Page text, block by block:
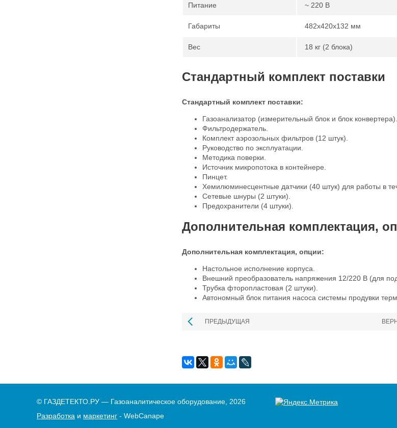
Питание ~ 220 В
Габариты 482х420х132 мм
Вес 18 кг (2 блока)
Стандартный комплект поставки
Стандартный комплект поставки:
Газоанализатор (измерительный блок и блок конвертера).
Фильтродержатель.
Комплект аэрозольных фильтров (12 штук).
Руководство по эксплуатации.
Методика поверки.
Источник микропотока в контейнере.
Пинцет.
Хемилюминесцентные датчики (40 штук) для работы в
Сетевые шнуры (2 штуки).
Предохранители (4 штуки).
Дополнительная комплектация,
Дополнительная комплектация, опции:
Настольное исполнение корпуса.
Внешний преобразователь напряжения 12/220 В (для
Трубка фторопластовая (2 штуки).
Автономный блок питания насоса системы продувки
ПРЕДЫДУЩАЯ
© ГАЗДЕТЕКТО.РУ — Газоаналитическое оборудование, 2026
Разработка и маркетинг - WebCanape